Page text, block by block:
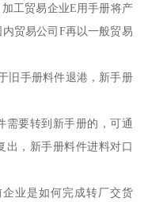
工贸易企业E用手册将产
贸易公司F再以一般贸易
旧手册料件退港，新手册
需要转到新手册的，可通
出，新手册料件进料对口
业是如何完成转厂交货